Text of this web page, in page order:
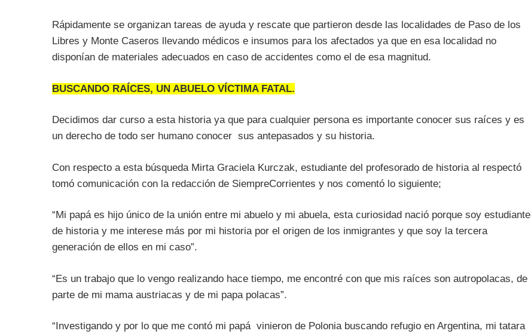
Rápidamente se organizan tareas de ayuda y rescate que partieron desde las localidades de Paso de los
Libres y Monte Caseros llevando médicos e insumos para los afectados ya que en esa localidad no
disponían de materiales adecuados en caso de accidentes como el de esa magnitud.
BUSCANDO RAÍCES, UN ABUELO VÍCTIMA FATAL.
Decidimos dar curso a esta historia ya que para cualquier persona es importante conocer sus raíces y es
un derecho de todo ser humano conocer sus antepasados y su historia.
Con respecto a esta búsqueda Mirta Graciela Kurczak, estudiante del profesorado de historia al respectó
tomó comunicación con la redacción de SiempreCorrientes y nos comentó lo siguiente;
“Mi papá es hijo único de la unión entre mi abuelo y mi abuela, esta curiosidad nació porque soy estudiante
de historia y me interese más por mi historia por el origen de los inmigrantes y que soy la tercera
generación de ellos en mi caso”.
“Es un trabajo que lo vengo realizando hace tiempo, me encontré con que mis raíces son autropolacas, de
parte de mi mama austriacas y de mi papa polacas”.
“Investigando y por lo que me contó mi papá vinieron de Polonia buscando refugio en Argentina, mi tatara